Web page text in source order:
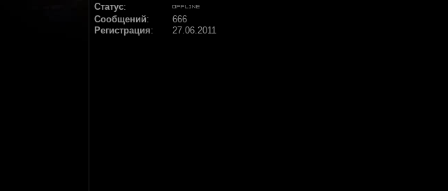
Статус:
Сообщений:
666
Регистрация: 27.06.2011